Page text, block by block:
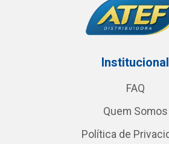
Institucional
FAQ
Quem Somos
Política de